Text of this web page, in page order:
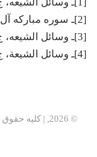
[2]ـ سوره مبارکه آل عمران، آیه17.
[3]ـ وسائل الشیعه، ج12، ابواب ما یکتسب به، باب4، ح4.
[4]ـ وسائل الشیعة، ج4، ابواب الاذان والاقامه،‌باب3، ح1.
© 2026, |